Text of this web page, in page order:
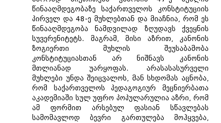
წინააღმდეგობაზე საქართველოს კონსტიტუციის
პირველ და 48-ე მუხლებთან და მიაჩნია, რომ ეს
წინააღმდეგობა ნამდვილად ზღუდავს ქვეყნის
სუვერენიტეტს. მაგრამ, მისი აზრით, კანონის
ზოგიერთი მუხლის შეუსაბამობა
კონსტიტუციასთან არ ნიშნავს კანონის
მთლიანად უარყოფას. არასასასურველი
მუხლები უნდა შეიცვალოს, მან სხდომას აცნობა,
რომ საქართველოს პედაგოგიურ მეცნიერბათა
აკადემიაში სულ უფრო პოპულარულია აზრი, რომ
ამ ფორმით არსებულ ფასიან სწავლებას
სამომავლოდ ბევრი გართულება მოჰყვება,